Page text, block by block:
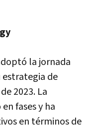
la jornada
estrategia de
2023. La
fases y ha
en términos de